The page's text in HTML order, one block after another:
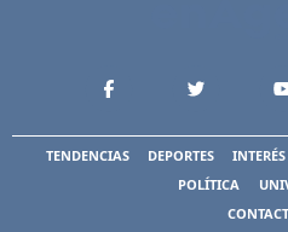
TENDENCIAS DEPORTES INTERÉS
POLÍTICA